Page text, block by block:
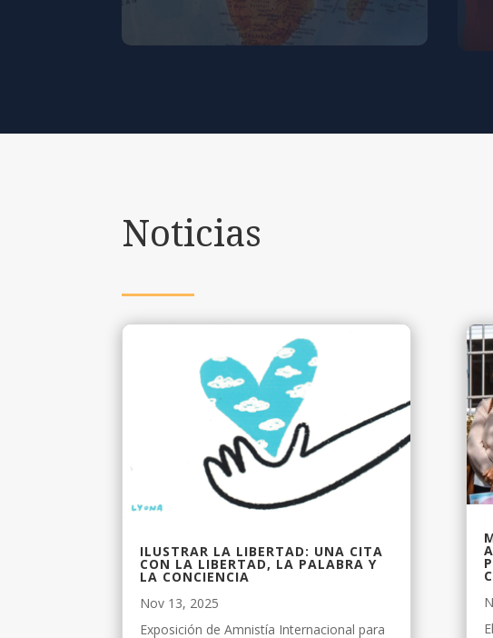
Noticias
ILUSTRAR LA LIBERTAD: UNA CITA
CON LA LIBERTAD, LA PALABRA Y
LA CONCIENCIA
Nov 13, 2025
Exposición de Amnistía Internacional para